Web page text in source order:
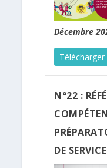
Décembre
Télécharger
N°22 :
DE